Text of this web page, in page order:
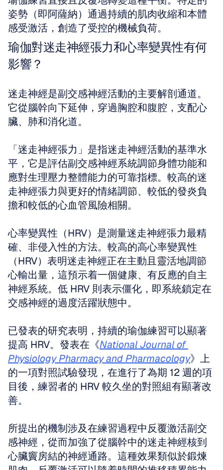
姿勢（即阿薩納）通過持續的肌肉收縮和本體
感受激活，創造了受控的機械負荷。
瑜伽對迷走神經張力和心率變異性有何
影響？
迷走神經是副交感神經活動的主要解剖通道。
它從腦幹向下延伸，穿過胸腔和腹腔，支配心
臟、肺和消化道。
「迷走神經張力」是指迷走神經活動的基準水
平，它是評估副交感神經系統調節身體功能和
應對生理壓力整體能力的可靠指標。較高的迷
走神經張力與更好的情緒調節、較低的發炎負
擔和較低的心血管風險相關。
心率變異性（HRV）是測量迷走神經張力最精
確、非侵入性的方法。較高的高心率變異性
（HRV）表明迷走神經正在主動且靈活地調節
心輸出量，這預示着一個健康、有反應的自主
神經系統。低 HRV 則表示僵化，即系統鎖定在
交感神經的過度活躍狀態中。
已發表的研究表明，持續的瑜伽練習可以顯著
提高 HRV。發表在《National Journal of
Physiology Pharmacy and Pharmacology》上
的一項對照試驗發現，在進行了為期 12 週的項
目後，練習者的 HRV 較久坐的對照組有顯著改
善。
所提出的機制涉及在練習過程中反覆激活副交
感神經，從而加強了從腦幹中的迷走神經核到
心臟竇房結的神經通路。這種效果類似於鍛煉